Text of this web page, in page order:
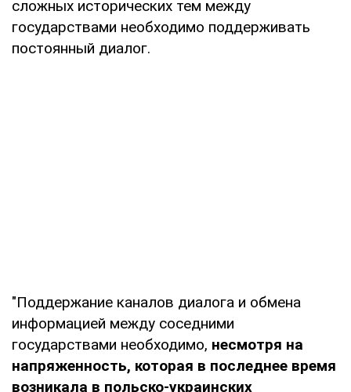
сложных исторических тем между
государствами необходимо поддерживать
постоянный диалог.
"Поддержание каналов диалога и обмена
информацией между соседними
государствами необходимо, несмотря на
напряженность, которая в последнее время
возникала в польско-украинских